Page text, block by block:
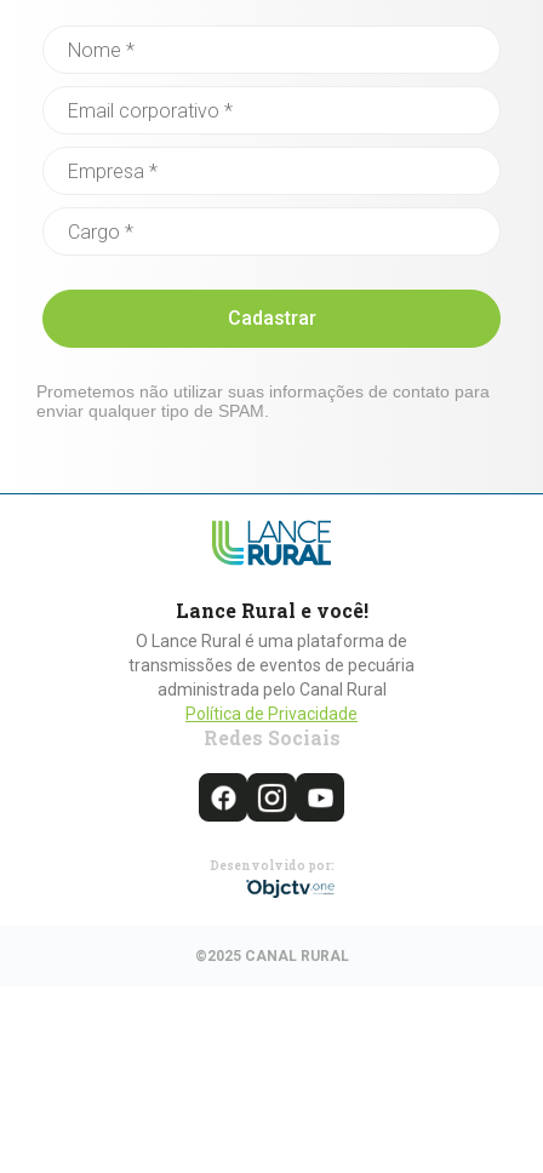
Cadastrar
Prometemos não utilizar suas informações de contato para
enviar qualquer tipo de SPAM.
Lance Rural e você!
O Lance Rural é uma plataforma de
transmissões de eventos de pecuária
administrada pelo Canal Rural
Política de Privacidade
Redes Sociais
Desenvolvido por:
©2025 CANAL RURAL